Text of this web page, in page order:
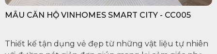
MẪU CĂN HỘ VINHOMES SMART CITY - CC005
Thiết kế tận dụng vẻ đẹp từ những vật liệu tự nhiên